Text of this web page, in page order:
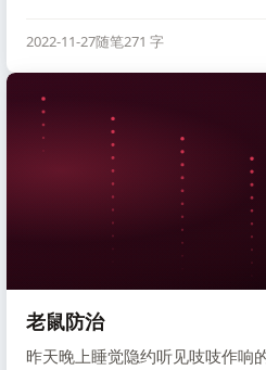
头，想“不朽”； 有的人 情愿作
活。 …
2022-11-27随笔271 字
老鼠防治
昨天晚上睡觉隐约听见吱吱作响